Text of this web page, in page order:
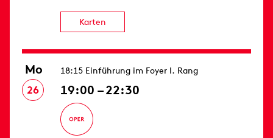
Karten
Mo
26
18:15 Einführung im Foyer I. Rang
19:00 – 22:30